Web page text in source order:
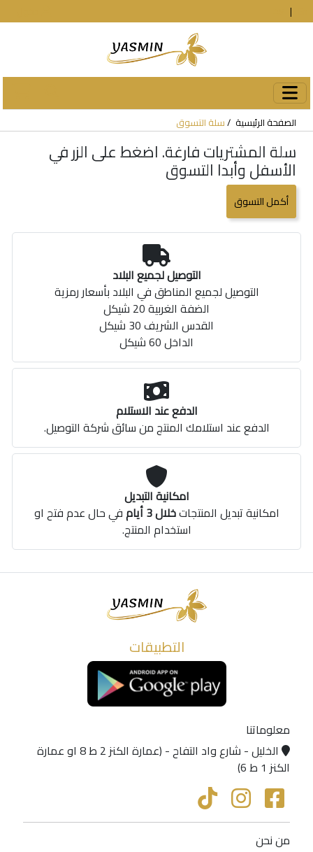
|
الصفحة الرئيسية سلة التسوق
سلة المشتريات فارغة. اضغط على الزر في
الأسفل وأبدا التسوق
أكمل التسوق
التوصيل لجميع البلاد
التوصيل لجميع المناطق في البلاد بأسعار رمزية
الضفة الغربية 20 شيكل
القدس الشريف 30 شيكل
الداخل 60 شيكل
الدفع عند الاستلام
الدفع عند استلامك المنتج من سائق شركة التوصيل.
امكانية التبديل
امكانية تبديل المنتجاتخلال 3 أيام
في حال عدم فتح او
استخدام المنتج.
التطبيقات
معلوماتنا
الخليل - شارع واد التفاح - (عمارة الكنز 2 ط 8 او عمارة
الكنز 1 ط 6)
من نحن